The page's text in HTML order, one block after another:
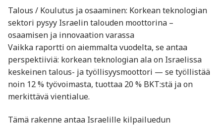
Talous / Koulutus ja osaaminen: Korkean teknologian
sektori pysyy Israelin talouden moottorina –
osaamisen ja innovaation varassa
Vaikka raportti on aiemmalta vuodelta, se antaa
perspektiiviä: korkean teknologian ala on Israelissa
keskeinen talous- ja työllisyysmoottori — se työllistää
noin 12 % työvoimasta, tuottaa 20 % BKT:stä ja on
merkittävä vientialue.
Tämä rakenne antaa Israelille kilpailuedun